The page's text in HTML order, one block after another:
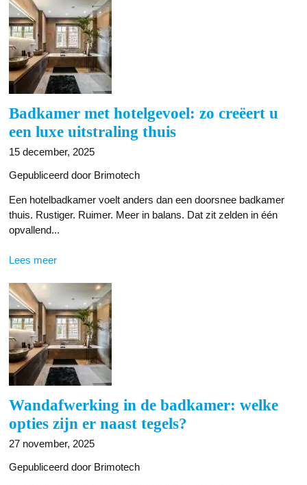
Badkamer met hotelgevoel: zo creëert u
een luxe uitstraling thuis
15 december, 2025
Gepubliceerd door Brimotech
Een hotelbadkamer voelt anders dan een doorsnee badkamer
thuis. Rustiger. Ruimer. Meer in balans. Dat zit zelden in één
opvallend...
Lees meer
Wandafwerking in de badkamer: welke
opties zijn er naast tegels?
27 november, 2025
Gepubliceerd door Brimotech